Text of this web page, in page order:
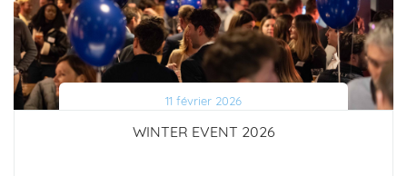
11 février 2026
WINTER EVENT 2026